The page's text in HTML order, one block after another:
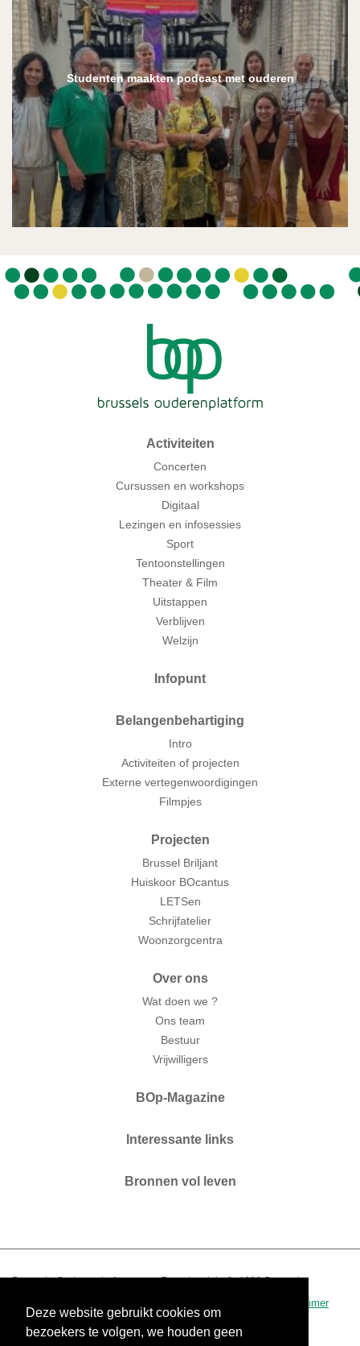
Deze website gebruikt cookies om
bezoekers te volgen, we houden geen
Studenten maakten podcast met ouderen
Activiteiten
Concerten
Cursussen en workshops
Digitaal
Lezingen en infosessies
Sport
Tentoonstellingen
Theater & Film
Uitstappen
Verblijven
Welzijn
Infopunt
Belangenbehartiging
Intro
Activiteiten of projecten
Externe vertegenwoordigingen
Filmpjes
Projecten
Brussel Briljant
Huiskoor BOcantus
LETSen
Schrijfatelier
Woonzorgcentra
Over ons
Wat doen we ?
Ons team
Bestuur
Vrijwilligers
BOp-Magazine
Interessante links
Bronnen vol leven
Brussels Ouderenplatform vzw. Zaterdagplein 6. 1000 Brussel.
disclaimer
0434.390.942 - RPR Brussel